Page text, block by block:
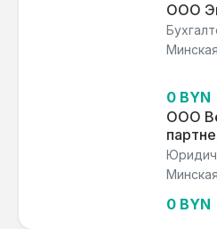
ООО
0 BYN
ООО
0 BYN